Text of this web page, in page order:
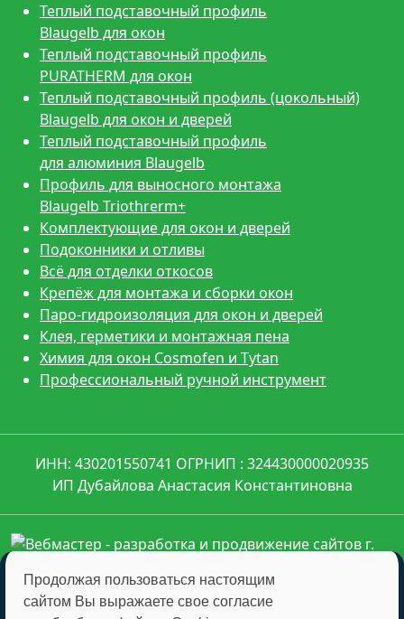
Теплый подставочный профиль
Blaugelb для окон
Теплый подставочный профиль
PURATHERM для окон
Теплый подставочный профиль (цокольный)
Blaugelb для окон и дверей
Теплый подставочный профиль
для алюминия Blaugelb
Профиль для выносного монтажа
Blaugelb Triothrerm+
Комплектующие для окон и дверей
Подоконники и отливы
Всё для отделки откосов
Крепёж для монтажа и сборки окон
Паро-гидроизоляция для окон и дверей
Клея, герметики и монтажная пена
Химия для окон Cosmofen и Tytan
Профессиональный ручной инструмент
ИНН: 430201550741 ОГРНИП : 324430000020935
ИП Дубайлова Анастасия Константиновна
Продолжая пользоваться настоящим
сайтом Вы выражаете свое согласие